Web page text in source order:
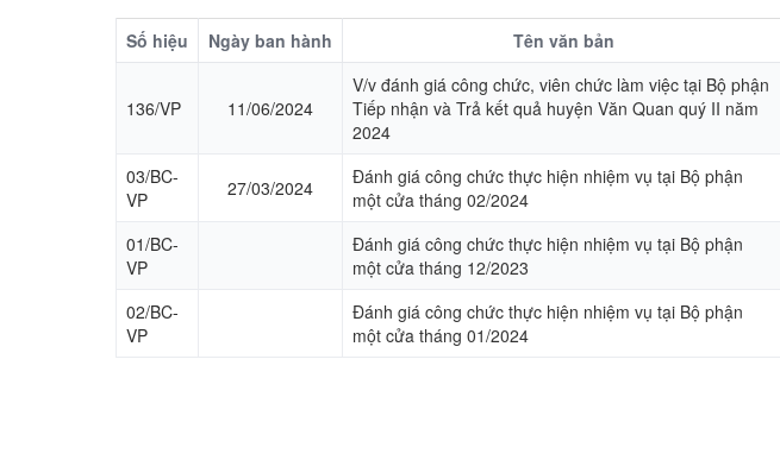
Chính sách mới có hiệu lực
Hoạt động phòng ban chuyên môn
Kinh tế - Chính trị
Khoa học - Công nghệ
An ninh - Quốc phòng
Số hiệu Ngày ban hành Tên văn bản
136/VP 11/06/2024
V/v đánh giá công chức, viên chức làm việc tại Bộ phận
Tiếp nhận và Trả kết quả huyện Văn Quan quý II năm
2024
03/BC-
VP
27/03/2024
Đánh giá công chức thực hiện nhiệm vụ tại Bộ phận
một cửa tháng 02/2024
01/BC-
VP
Đánh giá công chức thực hiện nhiệm vụ tại Bộ phận
một cửa tháng 12/2023
02/BC-
VP
Đánh giá công chức thực hiện nhiệm vụ tại Bộ phận
một cửa tháng 01/2024